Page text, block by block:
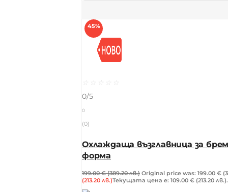
45%
☆ ☆ ☆ ☆
☆
0/5
0
(0)
Охлаждаща възглавница за
форма
199.00€ (389.20 лв.) Original price was: 199.00 €
(213.20 лв.)Текущата цена е: 109.00 € (213.20 лв.).